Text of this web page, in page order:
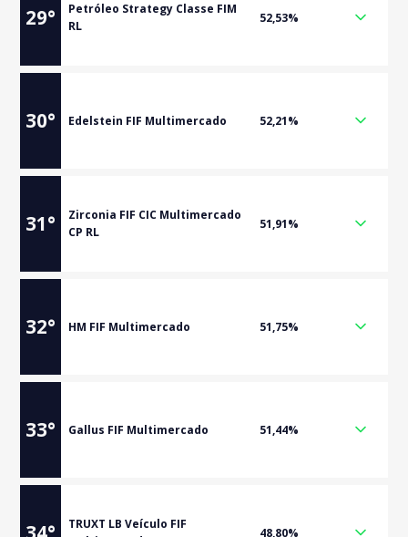
29°
Petróleo Strategy Classe FIM
RL
52,53%
30° Edelstein FIF Multimercado 52,21%
31°
Zirconia FIF CIC Multimercado
CP RL
51,91%
32° HM FIF Multimercado 51,75%
33° Gallus FIF Multimercado 51,44%
TRUXT LB Veículo FIF
48,80%